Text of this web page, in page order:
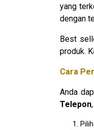
yang
dengan
Best
produk.
Cara
Anda
Telepon